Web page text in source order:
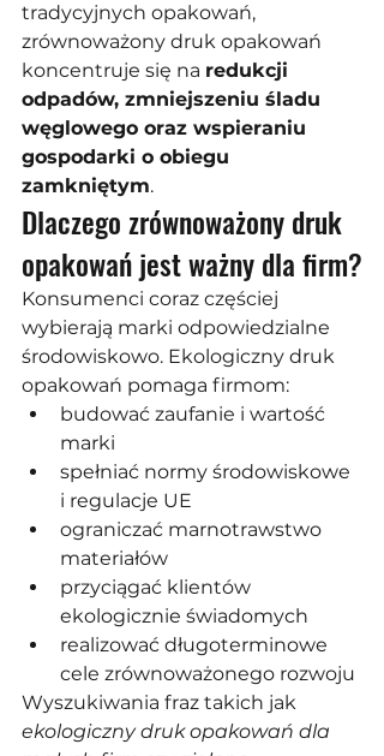
tradycyjnych opakowań,
zrównoważony druk opakowań
koncentruje się na redukcji
odpadów, zmniejszeniu śladu
węglowego oraz wspieraniu
gospodarki o obiegu
zamkniętym.
Dlaczego zrównoważony druk
opakowań jest ważny dla firm?
Konsumenci coraz częściej
wybierają marki odpowiedzialne
środowiskowo. Ekologiczny druk
opakowań pomaga firmom:
budować zaufanie i wartość
marki
spełniać normy środowiskowe
i regulacje UE
ograniczać marnotrawstwo
materiałów
przyciągać klientów
ekologicznie świadomych
realizować długoterminowe
cele zrównoważonego rozwoju
Wyszukiwania fraz takich jak
ekologiczny druk opakowań dla